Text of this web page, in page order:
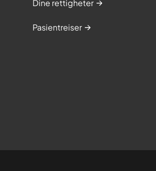
Dine rettigheter
Pasientreiser